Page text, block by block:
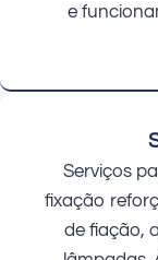
e
Serviços
fixação
de fiação,